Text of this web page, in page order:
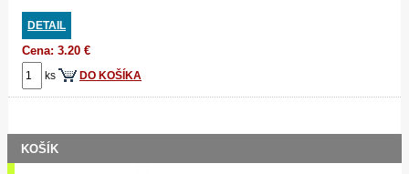
DETAIL
Cena: 3.20 €
ks DO KOŠÍKA
KOŠÍK